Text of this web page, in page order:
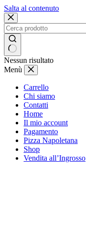
Salta al contenuto
Nessun risultato
Menù
Carrello
Chi siamo
Contatti
Home
Il mio account
Pagamento
Pizza Napoletana
Shop
Vendita all’Ingrosso